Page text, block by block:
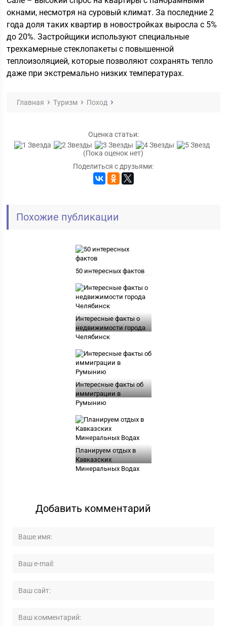
окнами, несмотря на суровый климат. За последние 2
года доля таких квартир в новостройках выросла с 5%
до 20%. Застройщики используют специальные
трехкамерные стеклопакеты с повышенной
теплоизоляцией, которые позволяют сохранять тепло
даже при экстремально низких температурах.
Главная Туризм Поход
Оценка статьи:
(Пока оценок нет)
Поделиться с друзьями:
Похожие публикации
50 интересных фактов
Интересные факты о
недвижимости города
Челябинск
Интересные факты об
иммиграции в
Румынию
Планируем отдых в
Кавказских
Минеральных Водах
Добавить комментарий